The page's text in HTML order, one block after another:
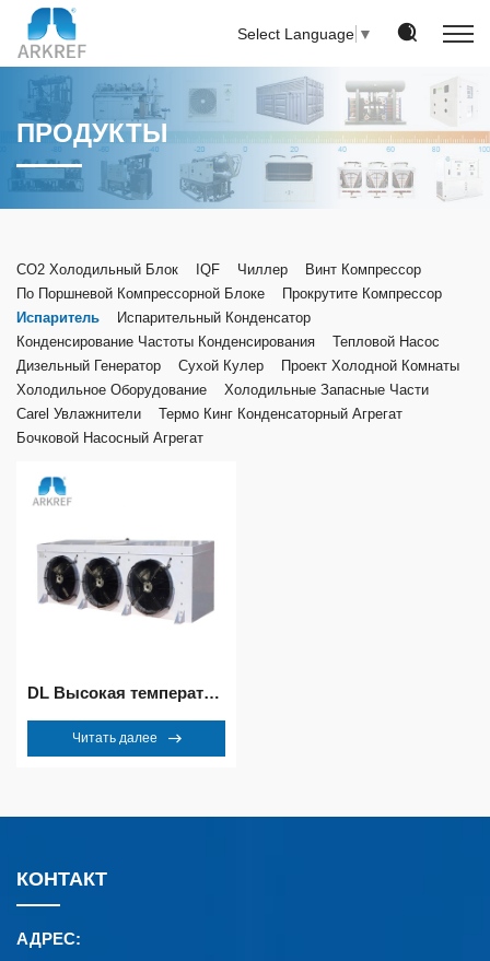
Select Language ▼
ПРОДУКТЫ
CO2 Холодильный Блок IQF Чиллер
Винт Компрессор
По Поршневой Компрессорной Блоке
Прокрутите Компрессор
Испаритель
Испарительный Конденсатор
Конденсирование Частоты Конденсирования
Тепловой Насос
Дизельный Генератор
Сухой Кулер
Проект Холодной Комнаты
Холодильное Оборудование
Холодильные Запасные Части
Carel Увлажнители
Термо Кинг Конденсаторный Агрегат
Бочковой Насосный Агрегат
DL Высокая температура испарителя
Читать далее
КОНТАКТ
АДРЕС: